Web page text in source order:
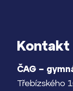
Kontakt
ČAG –
Třebízského